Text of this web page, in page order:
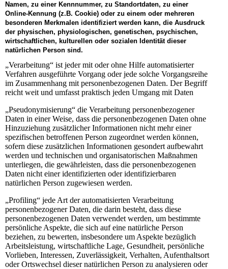
Namen, zu einer Kennnummer, zu Standortdaten, zu einer
Online-Kennung (z.B. Cookie) oder zu einem oder mehreren
besonderen Merkmalen identifiziert werden kann, die Ausdruck
der physischen, physiologischen, genetischen, psychischen,
wirtschaftlichen, kulturellen oder sozialen Identität dieser
natürlichen Person sind.
„Verarbeitung“ ist jeder mit oder ohne Hilfe automatisierter
Verfahren ausgeführte Vorgang oder jede solche Vorgangsreihe
im Zusammenhang mit personenbezogenen Daten. Der Begriff
reicht weit und umfasst praktisch jeden Umgang mit Daten
„Pseudonymisierung“ die Verarbeitung personenbezogener
Daten in einer Weise, dass die personenbezogenen Daten ohne
Hinzuziehung zusätzlicher Informationen nicht mehr einer
spezifischen betroffenen Person zugeordnet werden können,
sofern diese zusätzlichen Informationen gesondert aufbewahrt
werden und technischen und organisatorischen Maßnahmen
unterliegen, die gewährleisten, dass die personenbezogenen
Daten nicht einer identifizierten oder identifizierbaren
natürlichen Person zugewiesen werden.
„Profiling“ jede Art der automatisierten Verarbeitung
personenbezogener Daten, die darin besteht, dass diese
personenbezogenen Daten verwendet werden, um bestimmte
persönliche Aspekte, die sich auf eine natürliche Person
beziehen, zu bewerten, insbesondere um Aspekte bezüglich
Arbeitsleistung, wirtschaftliche Lage, Gesundheit, persönliche
Vorlieben, Interessen, Zuverlässigkeit, Verhalten, Aufenthaltsort
oder Ortswechsel dieser natürlichen Person zu analysieren oder